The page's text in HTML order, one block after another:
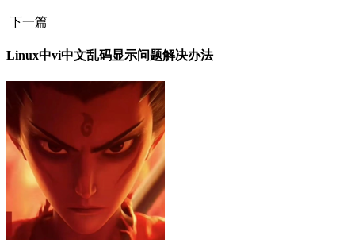
下一篇
Linux中vi中文乱码显示问题解决办法